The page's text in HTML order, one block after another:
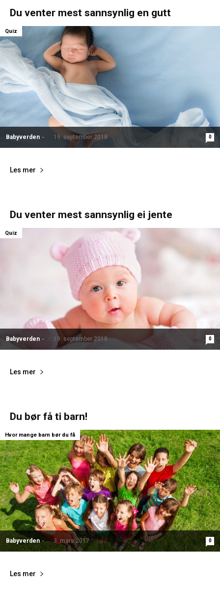
Du venter mest sannsynlig en gutt
Babyverden - 19. september 2018 0
Quiz
Les mer
Du venter mest sannsynlig ei jente
Babyverden - 19. september 2018 0
Quiz
Les mer
Du bør få ti barn!
Babyverden - 3. mars 2017 0
Hvor mange barn bør du få
Les mer